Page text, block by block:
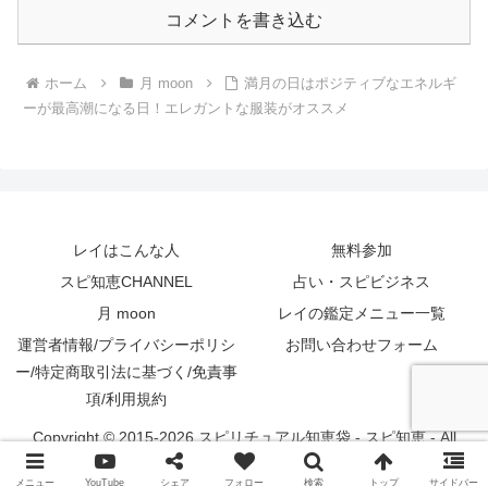
コメントを書き込む
ホーム 月 moon
満月の日はポジティブなエネルギ
ーが最高潮になる日！エレガントな服装がオススメ
レイはこんな人
無料参加
スピ知恵CHANNEL
占い・スピビジネス
月 moon
レイの鑑定メニュー一覧
運営者情報/プライバシーポリシ
ー/特定商取引法に基づく/免責事
項/利用規約
お問い合わせフォーム
Copyright © 2015-2026 スピリチュアル知恵袋 - スピ知恵 - All
Rights Reserved.
メニュー YouTube シェア フォロー 検索 トップ サイドバー